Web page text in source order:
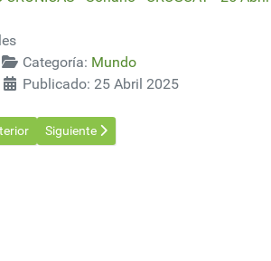
Categoría: Mundo
Publicado: 25 Abril 2025
anterior: Apagón en España hace pensar en
Artículo siguiente: Europa flexibiliza su
Siguiente